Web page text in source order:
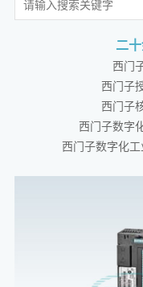
二
西门
西门子
西门子
西门子数字
西门子数字化